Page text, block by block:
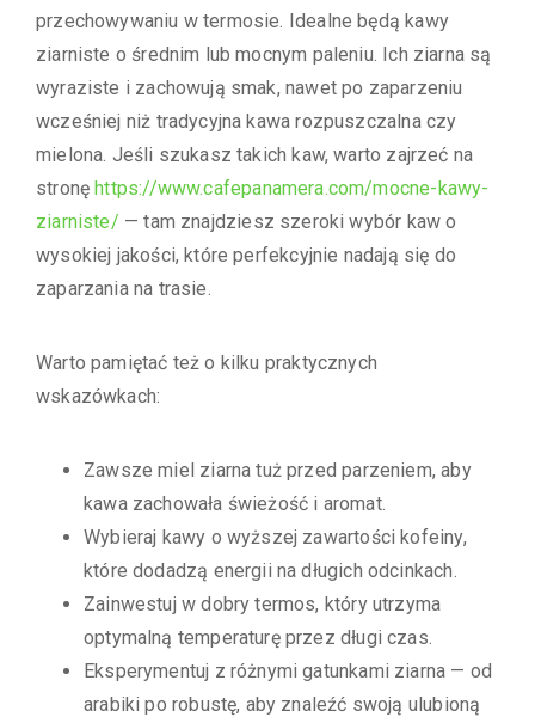
przechowywaniu w termosie. Idealne będą kawy
ziarniste o średnim lub mocnym paleniu. Ich ziarna są
wyraziste i zachowują smak, nawet po zaparzeniu
wcześniej niż tradycyjna kawa rozpuszczalna czy
mielona. Jeśli szukasz takich kaw, warto zajrzeć na
stronęhttps://www.cafepanamera.com/mocne-kawy-
ziarniste/ — tam znajdziesz szeroki wybór kaw o
wysokiej jakości, które perfekcyjnie nadają się do
zaparzania na trasie.
Warto pamiętać też o kilku praktycznych
wskazówkach:
Zawsze miel ziarna tuż przed parzeniem, aby
kawa zachowała świeżość i aromat.
Wybieraj kawy o wyższej zawartości kofeiny,
które dodadzą energii na długich odcinkach.
Zainwestuj w dobry termos, który utrzyma
optymalną temperaturę przez długi czas.
Eksperymentuj z różnymi gatunkami ziarna — od
arabiki po robustę, aby znaleźć swoją ulubioną